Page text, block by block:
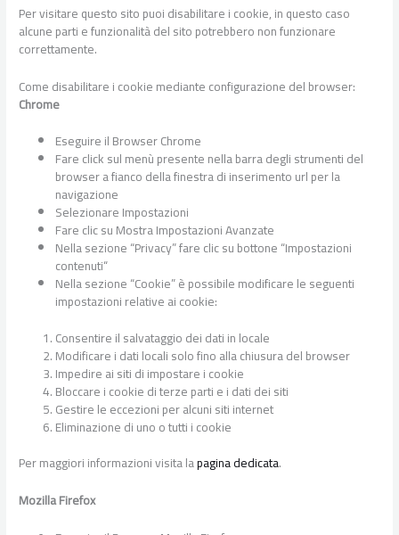
Per visitare questo sito puoi disabilitare i cookie, in questo caso
alcune parti e funzionalità del sito potrebbero non funzionare
correttamente.
Come disabilitare i cookie mediante configurazione del browser:
Chrome
Eseguire il Browser Chrome
Fare click sul menù presente nella barra degli strumenti del
browser a fianco della finestra di inserimento url per la
navigazione
Selezionare Impostazioni
Fare clic su Mostra Impostazioni Avanzate
Nella sezione “Privacy” fare clic su bottone “Impostazioni
contenuti“
Nella sezione “Cookie” è possibile modificare le seguenti
impostazioni relative ai cookie:
Consentire il salvataggio dei dati in locale
Modificare i dati locali solo fino alla chiusura del browser
Impedire ai siti di impostare i cookie
Bloccare i cookie di terze parti e i dati dei siti
Gestire le eccezioni per alcuni siti internet
Eliminazione di uno o tutti i cookie
Per maggiori informazioni visita lapagina dedicata.
Mozilla Firefox